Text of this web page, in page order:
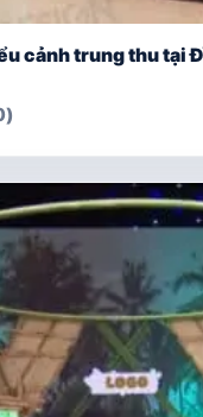
cảnh trung thu tại